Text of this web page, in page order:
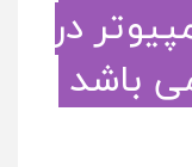
در
باشد